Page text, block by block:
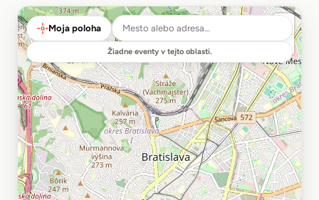
Moja poloha
Žiadne eventy v tejto oblasti.